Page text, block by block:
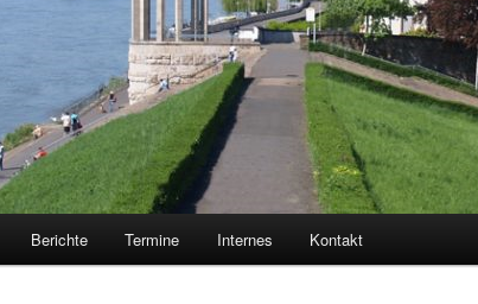
Berichte Termine Internes Kontakt